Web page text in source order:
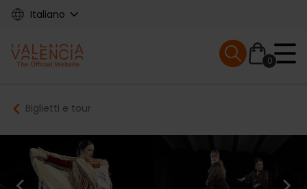
Skip
content
Italiano
Main
navigation
0
Mobile menu
Breadcrumb
Biglietti e tour
Previous element